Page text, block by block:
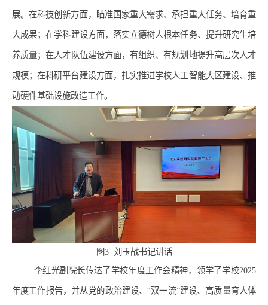
展。在科技创新方面，瞄准国家重大需求、承担重大任务、培育重
大成果；在学科建设方面，落实立德树人根本任务、提升研究生培
养质量；在人才队伍建设方面，有组织、有规划地提升高层次人才
规模；在科研平台建设方面，扎实推进学校人工智能大区建设、推
动硬件基础设施改造工作。
图3 刘玉战书记讲话
李红光副院长传达了学校年度工作会精神，领学了学校2025
年度工作报告，并从党的政治建设、“双一流”建设、高质量育人体